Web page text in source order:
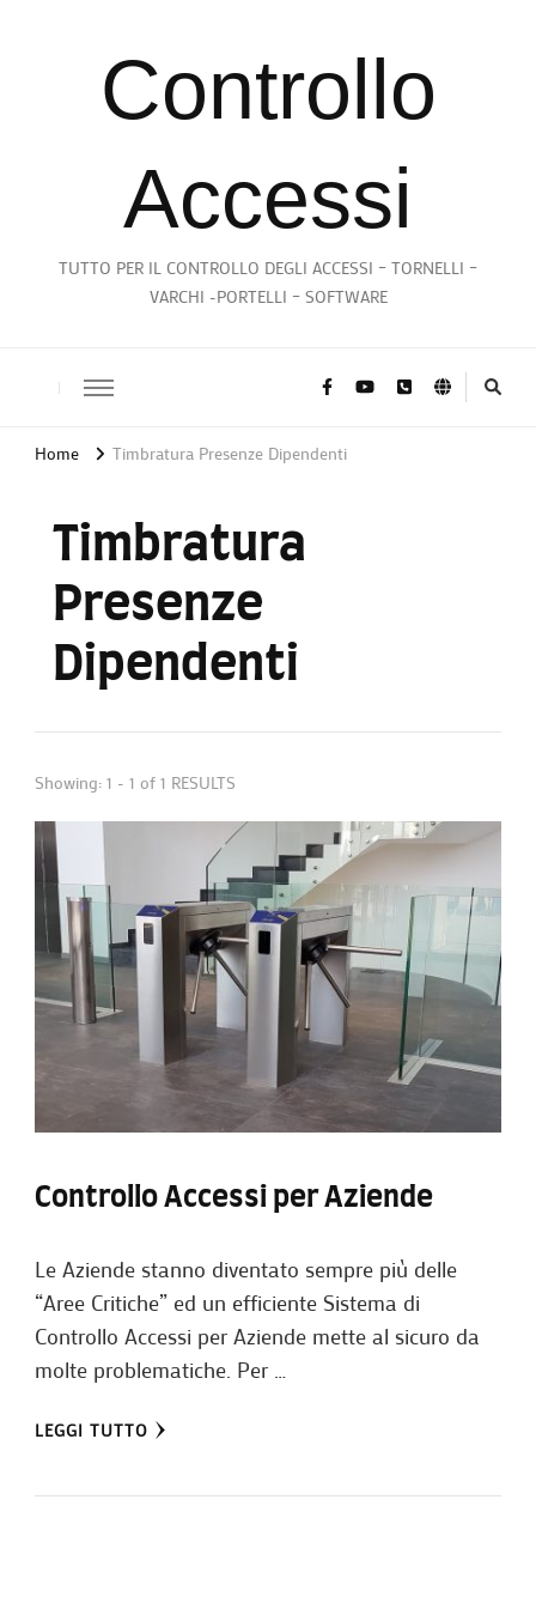
Controllo
Accessi
TUTTO PER IL CONTROLLO DEGLI ACCESSI – TORNELLI –
VARCHI -PORTELLI – SOFTWARE
Home Timbratura Presenze Dipendenti
Timbratura
Presenze
Dipendenti
Showing: 1 - 1 of 1 RESULTS
Controllo Accessi per Aziende
Le Aziende stanno diventato sempre più delle
“Aree Critiche” ed un efficiente Sistema di
Controllo Accessi per Aziende mette al sicuro da
molte problematiche. Per …
LEGGI TUTTO